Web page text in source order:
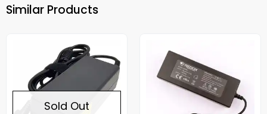
Similar Products
Sold Out